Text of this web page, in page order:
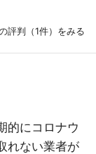
評判（1件）をみる
的にコロナウ
れない業者が